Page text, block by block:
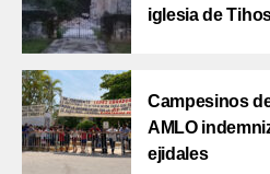
iglesia de
Campesinos
AMLO
ejidales